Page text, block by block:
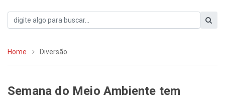
Home Diversão
Semana do Meio Ambiente tem